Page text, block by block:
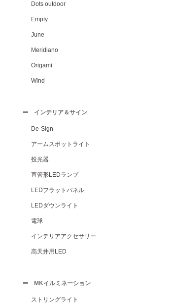
Dots outdoor
Empty
June
Meridiano
Origami
Wind
インテリア＆サイン
De-Sign
アームスポットライト
投光器
直管形LEDランプ
LEDフラットパネル
LEDダウンライト
電球
インテリアアクセサリー
高天井用LED
MKイルミネーション
ストリングライト